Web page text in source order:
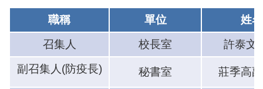
職稱 單位
姓名
召集人
校長室
許泰文
副召集人(防疫長)
秘書室 莊季高